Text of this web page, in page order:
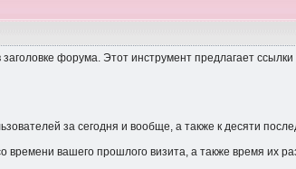
форума. Этот инструмент предлагает
за сегодня и вообще, а также к десяти
вашего прошлого визита, а также время их